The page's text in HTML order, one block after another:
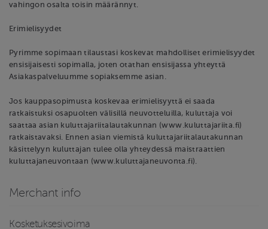
vahingon osalta toisin määrännyt.
Erimielisyydet
Pyrimme sopimaan tilaustasi koskevat mahdolliset erimielisyydet
ensisijaisesti sopimalla, joten otathan ensisijassa yhteyttä
Asiakaspalveluumme sopiaksemme asian.
Jos kauppasopimusta koskevaa erimielisyyttä ei saada
ratkaistuksi osapuolten välisillä neuvotteluilla, kuluttaja voi
saattaa asian kuluttajariitalautakunnan (www.kuluttajariita.fi)
ratkaistavaksi. Ennen asian viemistä kuluttajariitalautakunnan
käsittelyyn kuluttajan tulee olla yhteydessä maistraattien
kuluttajaneuvontaan (www.kuluttajaneuvonta.fi).
Merchant info
Kosketuksesivoima